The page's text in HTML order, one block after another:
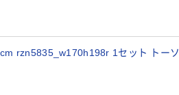
rzn5835_w170h198r 1セット トーソ